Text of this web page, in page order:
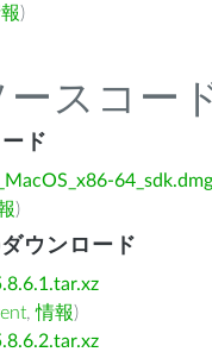
)
スコー
ド
64_sdk.dmg
)
ウンロード
,情報)